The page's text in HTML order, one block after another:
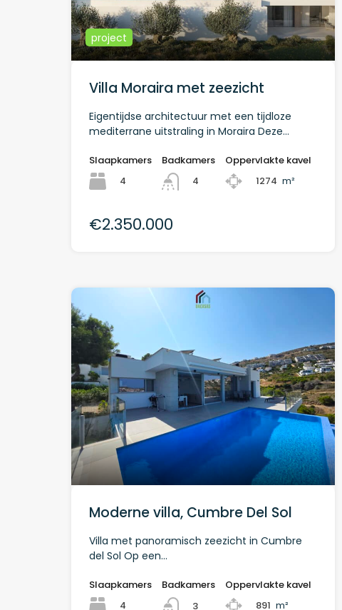
project
Villa Moraira met zeezicht
Eigentijdse architectuur met een tijdloze
mediterrane uitstraling in Moraira Deze…
Slaapkamers
4
Badkamers
4
Oppervlakte kavel
1274 m²
€2.350.000
Moderne villa, Cumbre Del Sol
Villa met panoramisch zeezicht in Cumbre
del Sol Op een…
Slaapkamers
4
Badkamers
3
Oppervlakte kavel
891 m²